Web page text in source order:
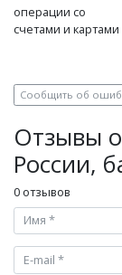
операции со
счетами и картами
Сообщить об
Отзывы
России,
0 отзывов